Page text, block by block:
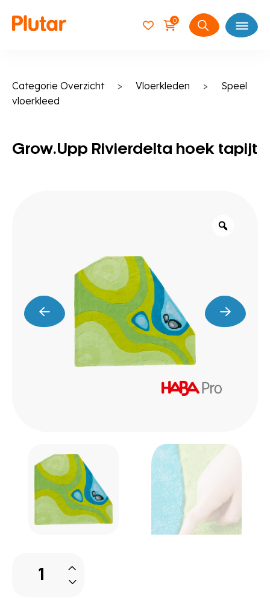
0
Zoeken
Open
Categorie Overzicht > Vloerkleden > Speel
vloerkleed
Grow.Upp Rivierdelta hoek tapijt
Rivierdelta